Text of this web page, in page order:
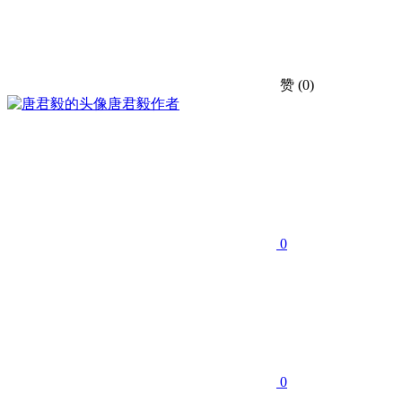
赞 (0)
唐君毅作者
0
0